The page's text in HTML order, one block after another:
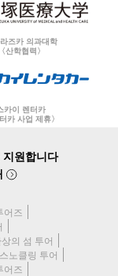
즈카 의과대학
〈산학협력〉
카이 렌터카
터카 사업 제휴〉
원합니다
어즈
의 섬 투어
노클링 투어
어즈